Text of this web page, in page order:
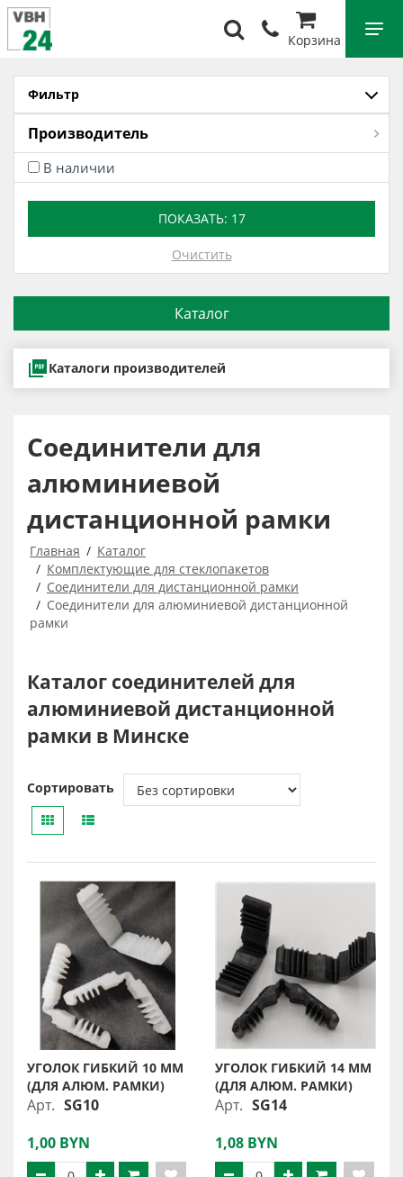
Корзина
Фильтр
Производитель
В наличии
ПОКАЗАТЬ: 17
Очистить
Каталог
Каталоги производителей
Соединители для
алюминиевой
дистанционной рамки
Главная
Каталог
Комплектующие для стеклопакетов
Соединители для дистанционной рамки
Соединители для алюминиевой дистанционной
рамки
Каталог соединителей для
алюминиевой дистанционной
рамки в Минске
Сортировать
УГОЛОК ГИБКИЙ 10 ММ
(ДЛЯ АЛЮМ. РАМКИ)
Арт. SG10
1,00 BYN
УГОЛОК ГИБКИЙ 14 ММ
(ДЛЯ АЛЮМ. РАМКИ)
Арт. SG14
1,08 BYN